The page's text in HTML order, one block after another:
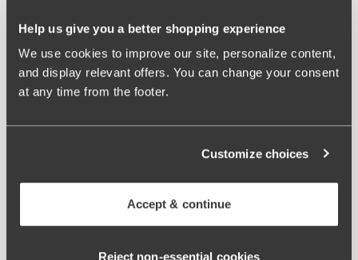
Help us give you a better shopping experience
We use cookies to improve our site, personalize content,
and display relevant offers. You can change your consent
at any time from the footer.
Customize choices
Accept & continue
Reject non‑essential cookies
Ähnliche Produkte
Viewing image 1 of 3
Happy Hearts BH
Viewing image 1 of 9